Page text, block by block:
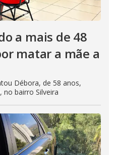
a mais de 48
matar a mãe a
Débora, de 58 anos,
bairro Silveira